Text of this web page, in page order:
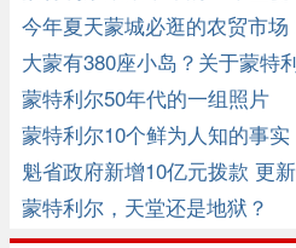
今年夏天蒙城必逛的农贸市场
大蒙有380座小岛？关于蒙特
事
蒙特利尔50年代的一组照片
蒙特利尔10个鲜为人知的事实
魁省政府新增10亿元拨款 更
蒙特利尔，天堂还是地狱？